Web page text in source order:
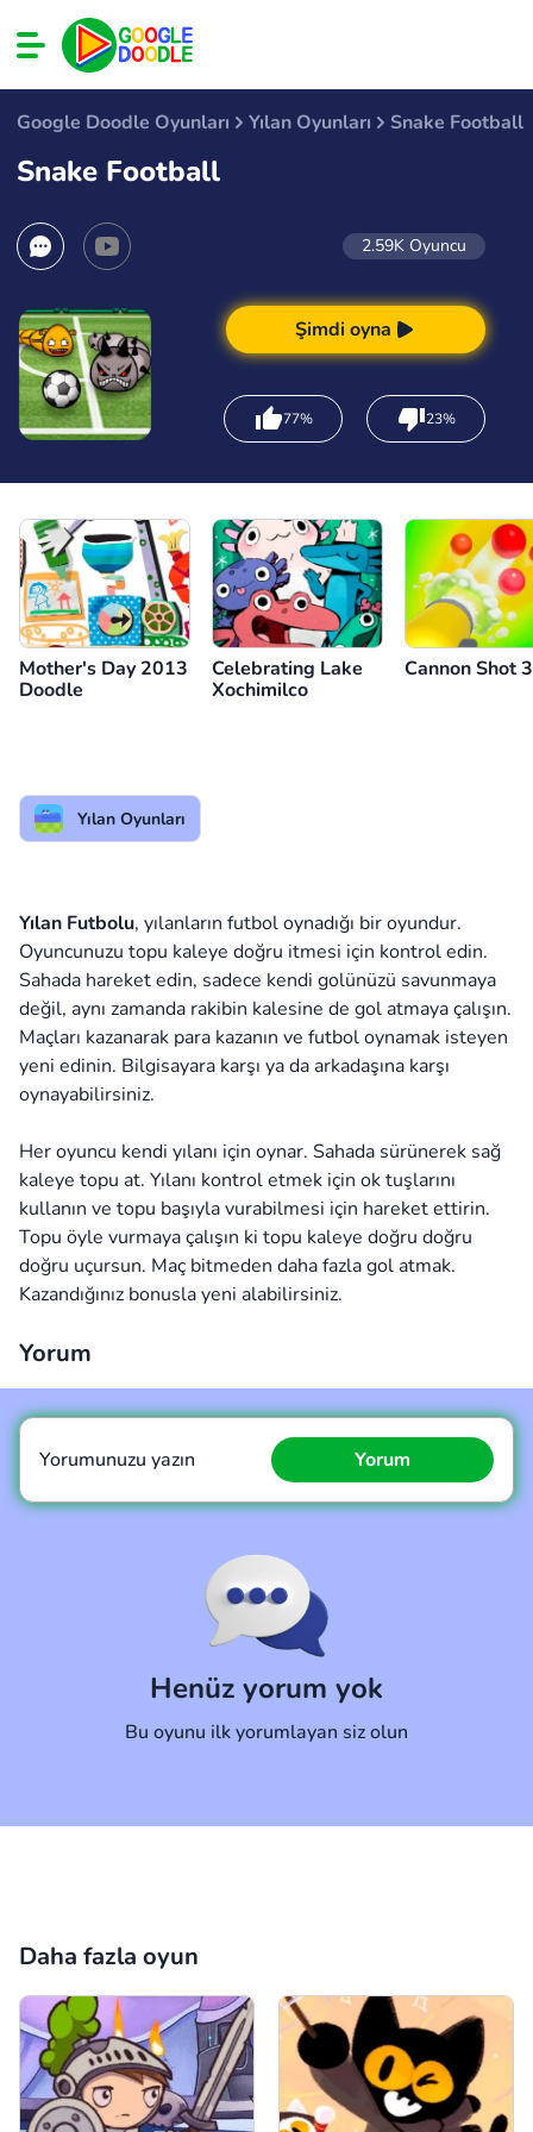
Google Doodle Oyunları Yılan Oyunları Snake Football
Snake Football
2.59K Oyuncu
Şimdi oyna
77% 23%
Mother's Day 2013
Doodle
Celebrating Lake
Xochimilco
Cannon Shot
Yılan Oyunları
Yılan Futbolu, yılanların futbol oynadığı bir oyundur.
Oyuncunuzu topu kaleye doğru itmesi için kontrol edin.
Sahada hareket edin, sadece kendi golünüzü savunmaya
değil, aynı zamanda rakibin kalesine de gol atmaya çalışın.
Maçları kazanarak para kazanın ve futbol oynamak isteyen
yeni edinin. Bilgisayara karşı ya da arkadaşına karşı
oynayabilirsiniz.
Her oyuncu kendi yılanı için oynar. Sahada sürünerek sağ
kaleye topu at. Yılanı kontrol etmek için ok tuşlarını
kullanın ve topu başıyla vurabilmesi için hareket ettirin.
Topu öyle vurmaya çalışın ki topu kaleye doğru doğru
doğru uçursun. Maç bitmeden daha fazla gol atmak.
Kazandığınız bonusla yeni alabilirsiniz.
Yorum
Henüz yorum yok
Bu oyunu ilk yorumlayan siz olun
Yorumunuzu yazın Yorum
Daha fazla oyun